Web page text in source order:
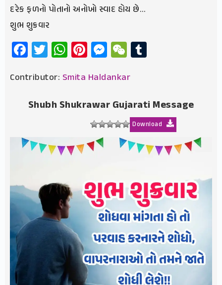
દરેક ફળનો પોતાનો અનોખો સ્વાદ હોય છે…
શુભ શુક્રવાર
Facebook
Twitter
WhatsApp
Pinterest
Messenger
WeChat
Contributor: Smita Haldankar
Shubh Shukrawar Gujarati Message
Download